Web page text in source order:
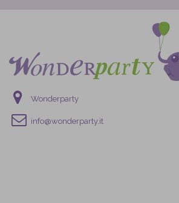
Wonderparty
info@wonderparty.it